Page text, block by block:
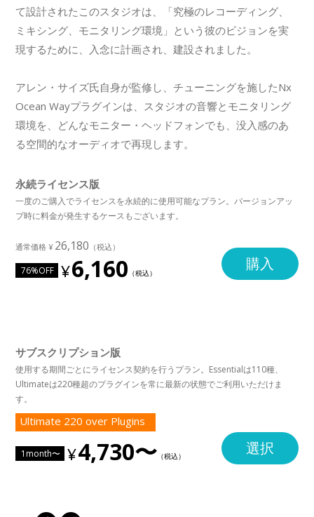
て設計されたこのスタジオは、「究極のレコーディング、
ミキシング、モニタリング環境」という彼のビジョンを実
現するために、入念に計画され、建設されました。
アレン・サイズ氏自身が監修し、チューニングを施したNx
Ocean Wayプラグインは、スタジオの音響とモニタリング
環境を、どんなモニター・ヘッドフォンでも、没入感のあ
る空間的なオーディオで再現します。
永続ライセンス版
一度のご購入でライセンスを永続的に使用可能なプラン。バージョンアッ
プ時に料金が発生するケースもございます。
26,180
76%OFF 6,160 購入
サブスクリプション版
使用する期間ごとにライセンス契約を行うプラン。Essentialは110種、
Ultimateは220種超のプラグインを常に最新の状態でご利用いただけま
す。
Ultimate 220 over Plugins
1month〜 4,730〜 選択